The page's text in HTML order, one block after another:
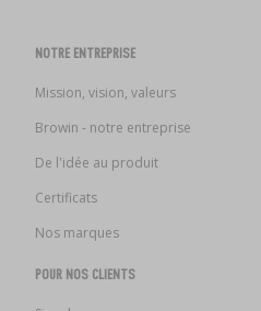
NOTRE ENTREPRISE
Mission, vision, valeurs
Browin - notre entreprise
De l'idée au produit
Certificats
Nos marques
POUR NOS CLIENTS